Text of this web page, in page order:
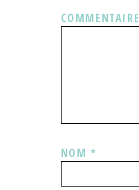
COMMENTAIRE
NOM *